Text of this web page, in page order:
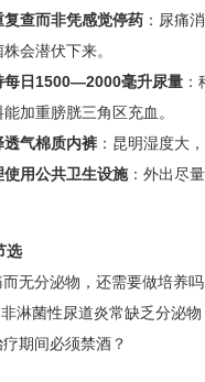
复查而非凭感觉停药 ：尿痛
会潜伏下来。
每日1500—2000毫升尿量
加重膀胱三角区充血。
透气棉质内裤 ：昆明湿度大
使用公共卫生设施：外出尽
选
无分泌物，还需要做培养吗
淋菌性尿道炎常缺乏分泌
期间必须禁酒？